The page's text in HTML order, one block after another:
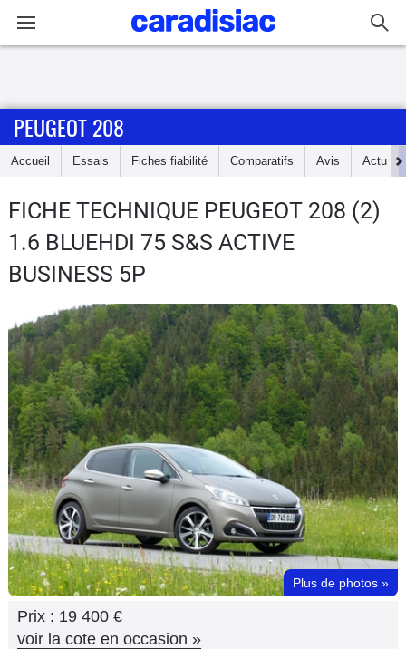
Accueil
Essais
Guide
d'achat
Electriques
Utilitaires
Flottes
Auto
Services
Forum
Moto
Marques
PEUGEOT 208
Accueil Essais Fiches fiabilité Comparatifs Avis Actu
FICHE TECHNIQUE PEUGEOT 208 (2)
1.6 BLUEHDI 75 S&S ACTIVE
BUSINESS 5P
Plus de photos »
Prix : 19 400 €
voir la cote en occasion »